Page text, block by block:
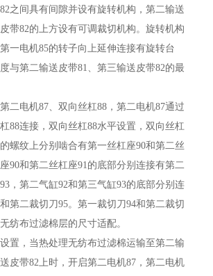
之间具有间隙并设有旋转机构，第二输送
带82的上方设有可调裁切机构。旋转机构
一电机85的转子向上延伸连接有旋转台
与第二输送皮带81、第三输送皮带82的最
二电机87、双向丝杠88，第二电机87通过
88连接，双向丝杠88水平设置，双向丝杠
螺纹上分别啮合有第一丝杠座90和第二丝
90和第二丝杠座91的底部分别连接有第二
，第二气缸92和第三气缸93的底部分别连
第二裁切刀95。第一裁切刀94和第二裁切
纺布过滤棉层的尺寸适配。
置，当热处理无纺布过滤棉运输至第二输
皮带82上时，开启第二电机87，第二电机